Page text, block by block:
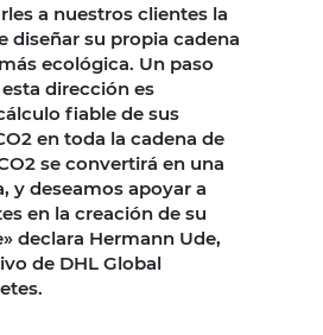
a nuestros clientes la
diseñar su propia cadena
ecológica. Un paso
dirección es
fiable de sus
en toda la cadena de
se convertirá en una
y deseamos apoyar a
en la creación de su
declara Hermann Ude,
de DHL Global